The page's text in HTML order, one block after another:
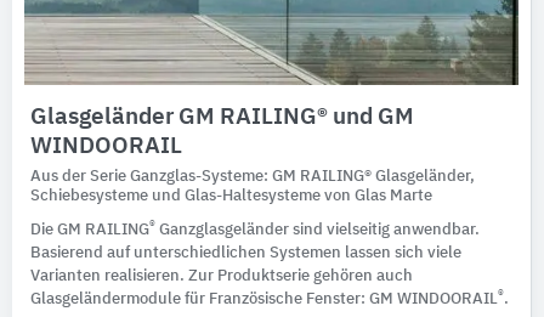
Glasgeländer GM RAILING® und GM
WINDOORAIL
Aus der Serie Ganzglas-Systeme: GM RAILING® Glasgeländer,
Schiebesysteme und Glas-Haltesysteme von Glas Marte
Die GM RAILING® Ganzglasgeländer sind vielseitig anwendbar.
Basierend auf unterschiedlichen Systemen lassen sich viele
Varianten realisieren. Zur Produktserie gehören auch
Glasgeländermodule für Französische Fenster: GM WINDOORAIL®.